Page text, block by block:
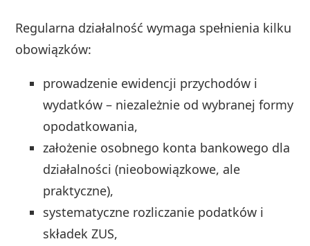
Regularna działalność wymaga spełnienia kilku
obowiązków:
prowadzenie ewidencji przychodów i
wydatków – niezależnie od wybranej formy
opodatkowania,
założenie osobnego konta bankowego dla
działalności (nieobowiązkowe, ale
praktyczne),
systematyczne rozliczanie podatków i
składek ZUS,